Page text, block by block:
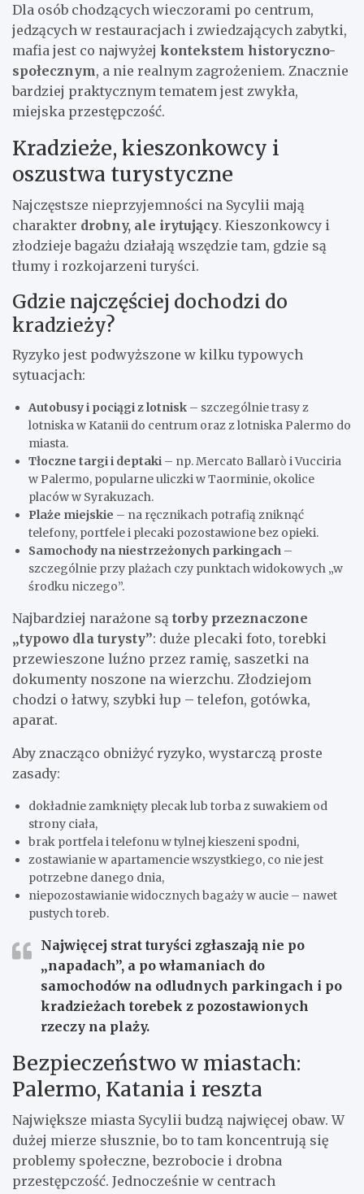
Dla osób chodzących wieczorami po centrum,
jedzących w restauracjach i zwiedzających zabytki,
mafia jest co najwyżej kontekstem historyczno-
społecznym, a nie realnym zagrożeniem. Znacznie
bardziej praktycznym tematem jest zwykła,
miejska przestępczość.
Kradzieże, kieszonkowcy i
oszustwa turystyczne
Najczęstsze nieprzyjemności na Sycylii mają
charakter drobny, ale irytujący. Kieszonkowcy i
złodzieje bagażu działają wszędzie tam, gdzie są
tłumy i rozkojarzeni turyści.
Gdzie najczęściej dochodzi do
kradzieży?
Ryzyko jest podwyższone w kilku typowych
sytuacjach:
Autobusy i pociągi z lotnisk – szczególnie trasy z
lotniska w Katanii do centrum oraz z lotniska Palermo do
miasta.
Tłoczne targi i deptaki – np. Mercato Ballarò i Vucciria
w Palermo, popularne uliczki w Taorminie, okolice
placów w Syrakuzach.
Plaże miejskie – na ręcznikach potrafią zniknąć
telefony, portfele i plecaki pozostawione bez opieki.
Samochody na niestrzeżonych parkingach –
szczególnie przy plażach czy punktach widokowych „w
środku niczego”.
Najbardziej narażone są torby przeznaczone
„typowo dla turysty”: duże plecaki foto, torebki
przewieszone luźno przez ramię, saszetki na
dokumenty noszone na wierzchu. Złodziejom
chodzi o łatwy, szybki łup – telefon, gotówka,
aparat.
Aby znacząco obniżyć ryzyko, wystarczą proste
zasady:
dokładnie zamknięty plecak lub torba z suwakiem od
strony ciała,
brak portfela i telefonu w tylnej kieszeni spodni,
zostawianie w apartamencie wszystkiego, co nie jest
potrzebne danego dnia,
niepozostawianie widocznych bagaży w aucie – nawet
pustych toreb.
Najwięcej strat turyści zgłaszają nie po
„napadach”, a powłamaniach do
samochodów na odludnych parkingach i po
kradzieżach torebek z pozostawionych
rzeczy na plaży.
Bezpieczeństwo w miastach:
Palermo, Katania i reszta
Największe miasta Sycylii budzą najwięcej obaw. W
dużej mierze słusznie, bo to tam koncentrują się
problemy społeczne, bezrobocie i drobna
przestępczość. Jednocześnie w centrach